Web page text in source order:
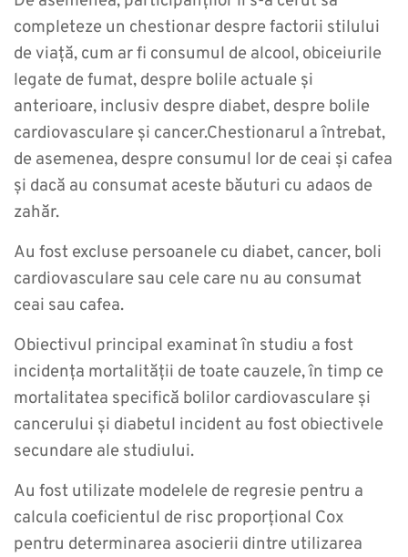
completeze un chestionar despre factorii stilului
de viață, cum ar fi consumul de alcool, obiceiurile
legate de fumat, despre bolile actuale și
anterioare, inclusiv despre diabet, despre bolile
cardiovasculare și cancer.Chestionarul a întrebat,
de asemenea, despre consumul lor de ceai și cafea
și dacă au consumat aceste băuturi cu adaos de
zahăr.
Au fost excluse persoanele cu diabet, cancer, boli
cardiovasculare sau cele care nu au consumat
ceai sau cafea.
Obiectivul principal examinat în studiu a fost
incidența mortalității de toate cauzele, în timp ce
mortalitatea specifică bolilor cardiovasculare și
cancerului și diabetul incident au fost obiectivele
secundare ale studiului.
Au fost utilizate modelele de regresie pentru a
calcula coeficientul de risc proporțional Cox
pentru determinarea asocierii dintre utilizarea